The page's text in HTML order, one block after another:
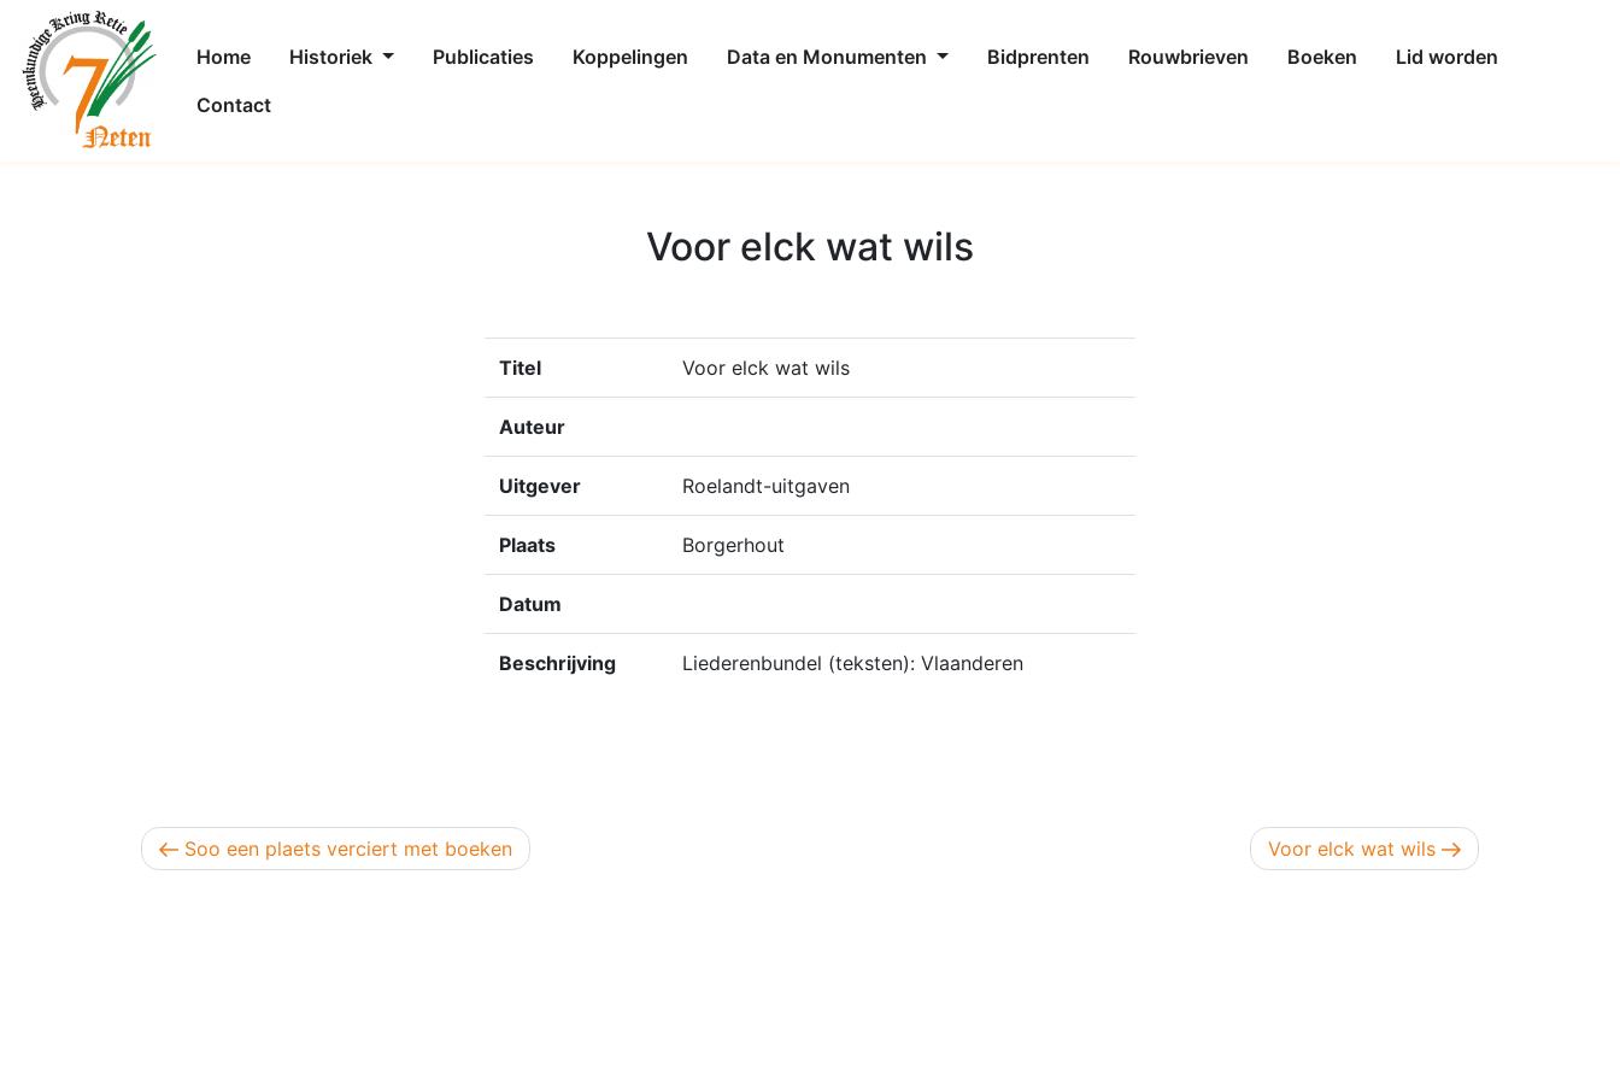
Home Historiek Publicaties Koppelingen Data en Monumenten Bidprenten Rouwbrieven Boeken
Lid worden
Contact
Voor elck wat wils
Titel Voor elck wat wils
Auteur
Uitgever Roelandt-uitgaven
Plaats Borgerhout
Datum
Beschrijving Liederenbundel (teksten): Vlaanderen
Berichtnavigatie
Vorig bericht
Soo een plaets verciert met boeken Volgend bericht
Voor elck wat wils